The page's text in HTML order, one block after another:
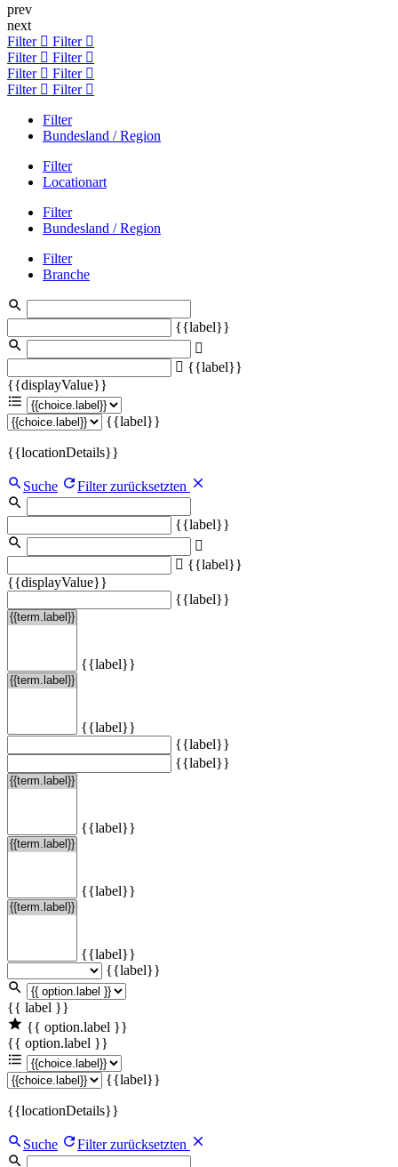
prev
next
Filter
Filter
Filter
Filter
Filter
Filter
Filter
Filter
Filter
Bundesland / Region
Filter
Locationart
Filter
Bundesland / Region
Filter
Branche
{{label}}
{{label}}
{{displayValue}}
{{label}}
{{locationDetails}}
Suche Filter zurücksetzten
{{label}}
{{label}}
{{displayValue}}
{{label}}
{{label}}
{{label}}
{{label}}
{{label}}
{{label}}
{{label}}
{{label}}
{{label}}
{{ label }}
{{ option.label }}
{{ option.label }}
{{label}}
{{locationDetails}}
Suche Filter zurücksetzten